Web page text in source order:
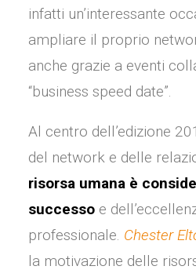
infatti un’interessante
ampliare il proprio
anche grazie a eventi
“business speed date”.
Al centro dell’edizione
del network e delle
risorsa umana è
successo e
professionale. Chester
la motivazione delle